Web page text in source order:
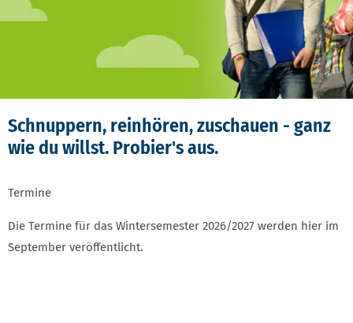
Schnuppern, reinhören, zuschauen - ganz
wie du willst. Probier's aus.
Termine
Die Termine für das Wintersemester 2026/2027 werden hier im
September veröffentlicht.